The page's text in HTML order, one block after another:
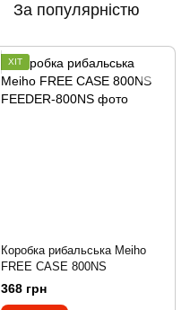
За популярністю
ХІТ
Коробка рибальська Meiho
FREE CASE 800NS
368 грн